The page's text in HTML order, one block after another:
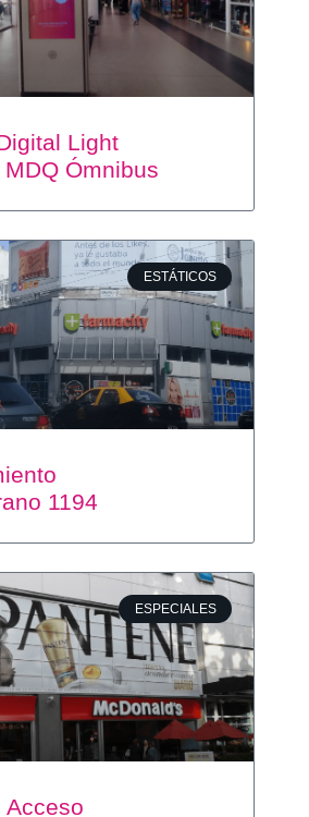
Light
Ómnibus
ESTÁTICOS
1194
ESPECIALES
Acceso